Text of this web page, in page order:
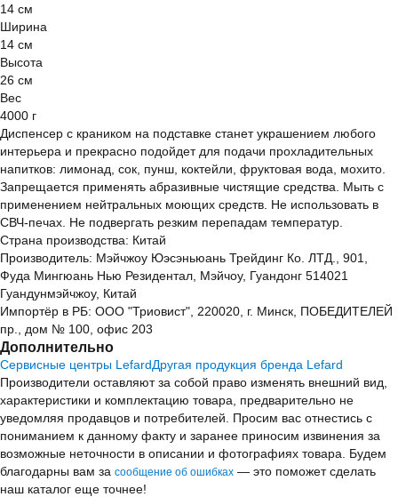
14 см
Ширина
14 см
Высота
26 см
Вес
4000 г
Диспенсер с краником на подставке станет украшением любого
интерьера и прекрасно подойдет для подачи прохладительных
напитков: лимонад, сок, пунш, коктейли, фруктовая вода, мохито.
Запрещается применять абразивные чистящие средства. Мыть с
применением нейтральных моющих средств. Не использовать в
СВЧ-печах. Не подвергать резким перепадам температур.
Страна производства: Китай
Производитель: Мэйчжоу Юэсэньюань Трейдинг Ко. ЛТД., 901,
Фуда Мингюань Нью Резидентал, Мэйчоу, Гуандонг 514021
Гуандунмэйчжоу, Китай
Импортёр в РБ: ООО "Триовист", 220020, г. Минск, ПОБЕДИТЕЛЕЙ
пр., дом № 100, офис 203
Дополнительно
Сервисные центры LefardДругая продукция бренда Lefard
Производители оставляют за собой право изменять внешний вид,
характеристики и комплектацию товара, предварительно не
уведомляя продавцов и потребителей. Просим вас отнестись с
пониманием к данному факту и заранее приносим извинения за
возможные неточности в описании и фотографиях товара.
Будем
благодарны вам за сообщение об ошибках — это поможет сделать
наш каталог еще точнее!